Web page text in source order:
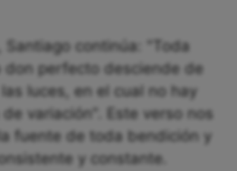
Santiago continúa: "Toda
don perfecto desciende de
luces, en el cual no hay
variación". Este verso nos
fuente de toda bendición y
y constante.